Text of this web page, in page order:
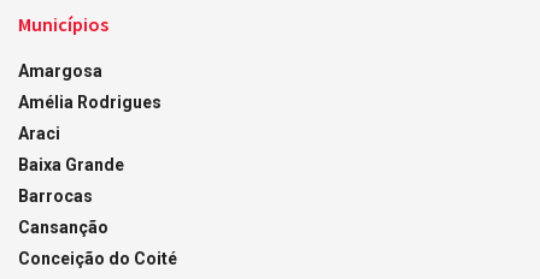
Municípios
Amargosa
Amélia Rodrigues
Araci
Baixa Grande
Barrocas
Cansanção
Conceição do Coité